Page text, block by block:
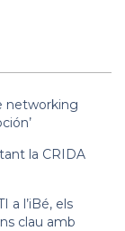
networking
la CRIDA
a l’iBé, els
clau amb